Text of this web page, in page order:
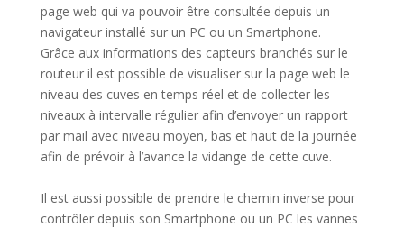
page web qui va pouvoir être consultée depuis un
navigateur installé sur un PC ou un Smartphone.
Grâce aux informations des capteurs branchés sur le
routeur il est possible de visualiser sur la page web le
niveau des cuves en temps réel et de collecter les
niveaux à intervalle régulier afin d’envoyer un rapport
par mail avec niveau moyen, bas et haut de la journée
afin de prévoir à l’avance la vidange de cette cuve.
Il est aussi possible de prendre le chemin inverse pour
contrôler depuis son Smartphone ou un PC les vannes